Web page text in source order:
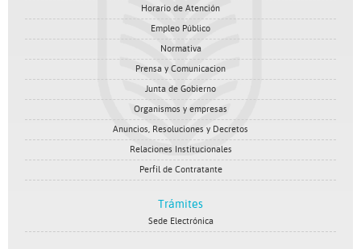
Horario de Atención
Empleo Público
Normativa
Prensa y Comunicacion
Junta de Gobierno
Organismos y empresas
Anuncios, Resoluciones y Decretos
Relaciones Institucionales
Perfil de Contratante
Trámites
Sede Electrónica